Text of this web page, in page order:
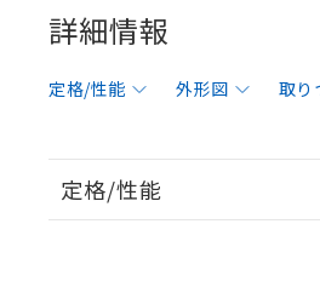
詳細情報
定格/性能 外形図 取り
定格/性能